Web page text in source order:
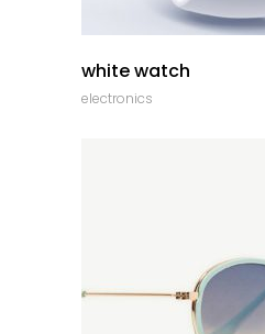
white watch
electronics